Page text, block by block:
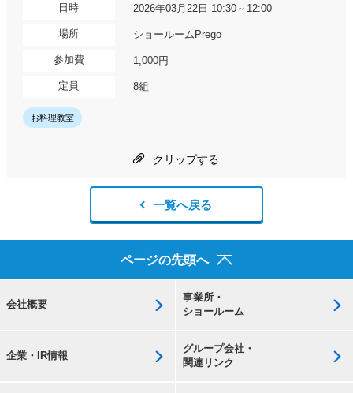
日時 2026年03月22日 10:30～12:00
場所 ショールームPrego
参加費 1,000円
定員 8組
お料理教室
クリップする
一覧へ戻る
ページの先頭へ
会社概要
事業所・
ショールーム
企業・IR情報
グループ会社・
関連リンク